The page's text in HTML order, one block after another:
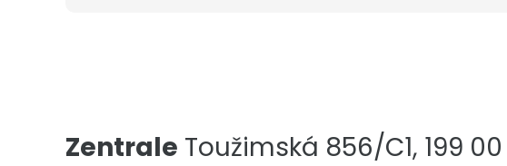
Zentrale Toužimská 856/C1, 199